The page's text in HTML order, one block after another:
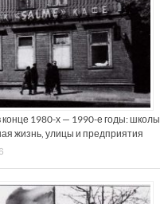
конце 1980-х — 1990-е годы: школы,
жизнь, улицы и предприятия